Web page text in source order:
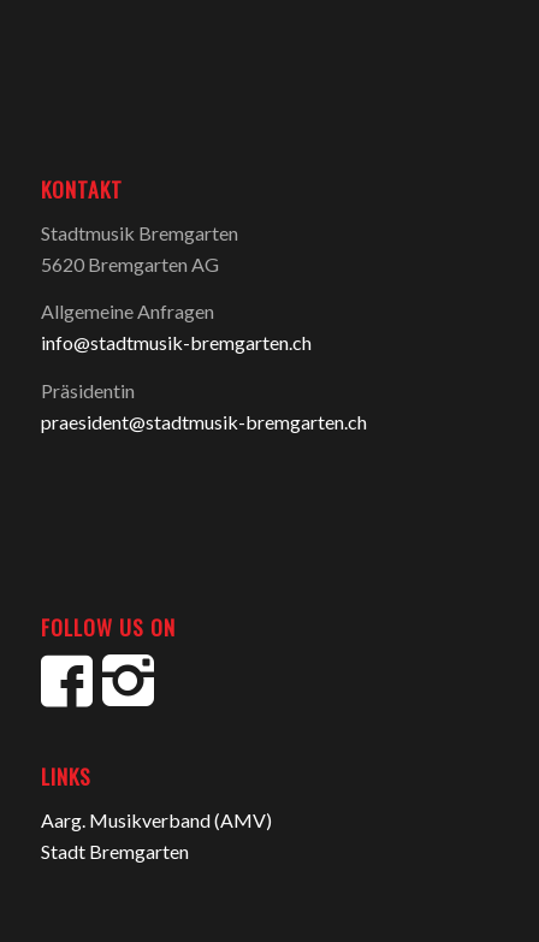
KONTAKT
Stadtmusik Bremgarten
5620 Bremgarten AG
Allgemeine Anfragen
info@stadtmusik-bremgarten.ch
Präsidentin
praesident@stadtmusik-bremgarten.ch
FOLLOW US ON
LINKS
Aarg. Musikverband (AMV)
Stadt Bremgarten